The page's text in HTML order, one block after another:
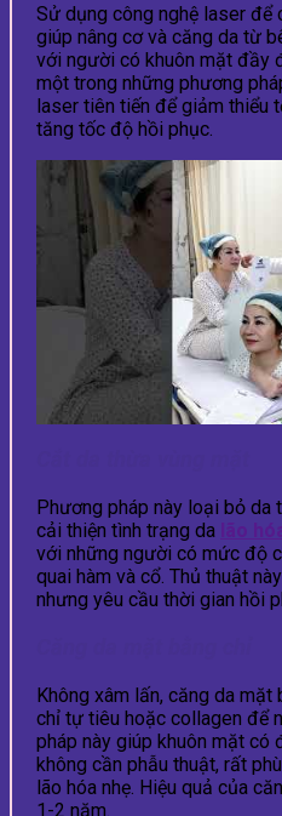
Sử dụng công nghệ laser để
giúp nâng cơ và căng da từ
với người có khuôn mặt đầy
một trong những phương
laser tiên tiến để giảm thiểu
tăng tốc độ hồi phục.
Phương pháp này loại bỏ da
cải thiện tình trạng da lão
với những người có mức độ
quai hàm và cổ. Thủ thuật
nhưng yêu cầu thời gian hồi
Không xâm lấn, căng da
chỉ tự tiêu hoặc collagen để
pháp này giúp khuôn mặt có
không cần phẫu thuật, rất
lão hóa nhẹ. Hiệu quả của
1-2 năm.